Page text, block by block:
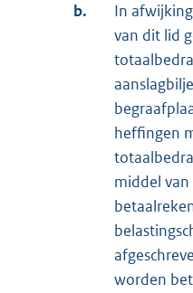
b.
In
van dit lid
heffingen
middel van
worden